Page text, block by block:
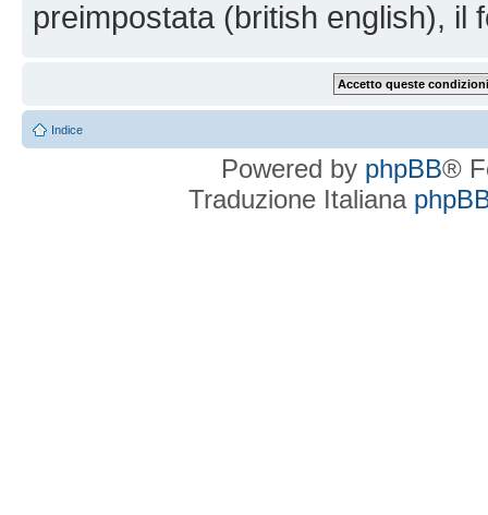
preimpostata (british english), il
Indice
Powered by phpBB®
Traduzione Italiana